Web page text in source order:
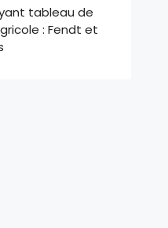
tableau de
: Fendt et